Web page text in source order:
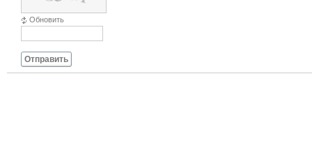
Обновить
Отправить